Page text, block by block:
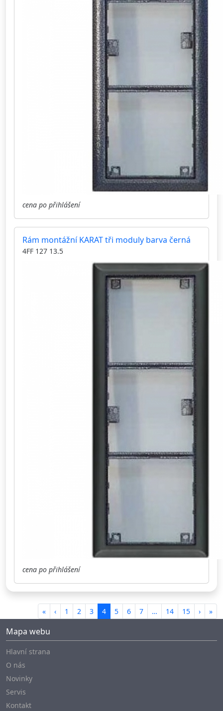
cena po přihlášení
Rám montážní KARAT tři moduly barva černá
4FF 127 13.5
cena po přihlášení
« ‹ 1 2 3 4 5 6 7 … 14 15 › »
Mapa webu
Hlavní strana
O nás
Novinky
Servis
Kontakt